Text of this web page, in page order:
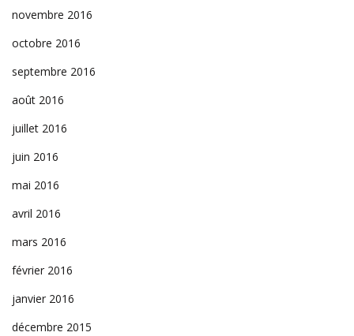
novembre 2016
octobre 2016
septembre 2016
août 2016
juillet 2016
juin 2016
mai 2016
avril 2016
mars 2016
février 2016
janvier 2016
décembre 2015